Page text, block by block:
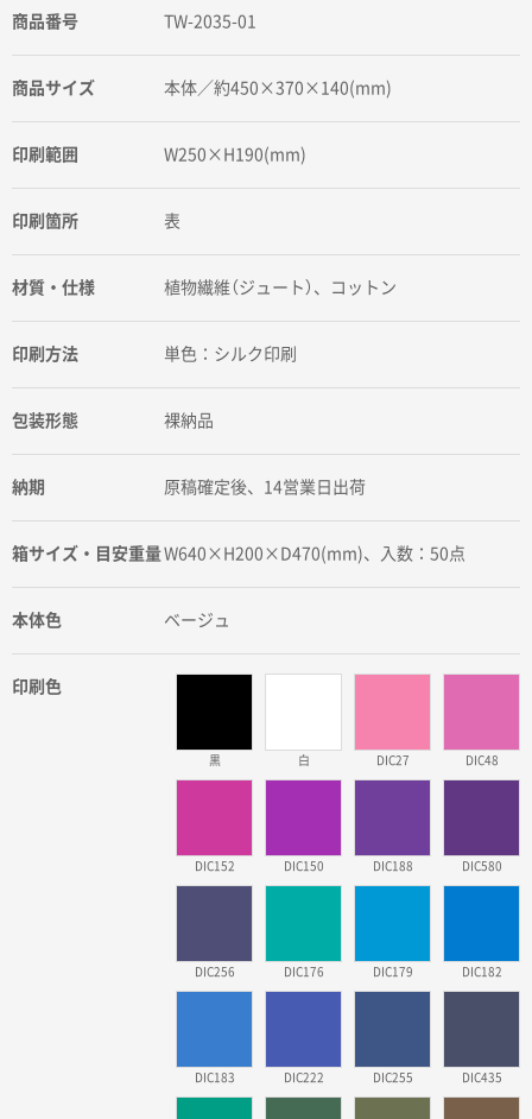
商品番号 TW-2035-01
商品サイズ 本体／約450×370×140(mm)
印刷範囲 W250×H190(mm)
印刷箇所 表
材質・仕様 植物繊維（ジュート）、コットン
印刷方法 単色：シルク印刷
包装形態 裸納品
納期 原稿確定後、14営業日出荷
箱サイズ・目安重量W640×H200×D470(mm)、入数：50点
本体色 ベージュ
印刷色
黒 白 DIC27 DIC48
DIC152 DIC150 DIC188 DIC580
DIC256 DIC176 DIC179 DIC182
DIC183 DIC222 DIC255 DIC435